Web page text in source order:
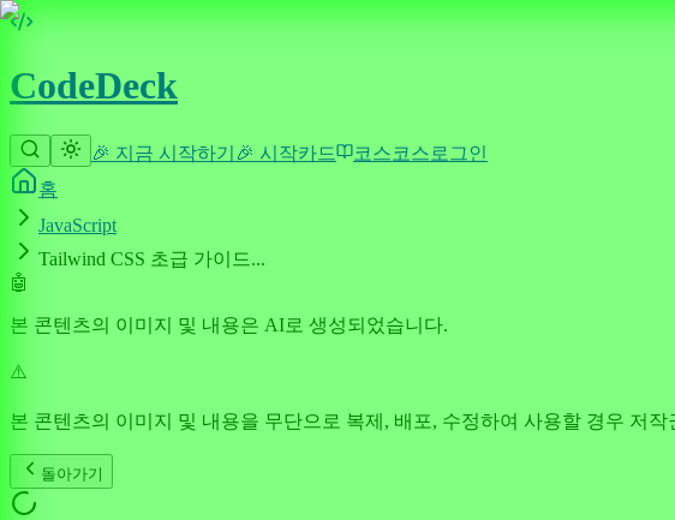
CodeDeck
🎉 지금 시작하기 🎉 시작카드 코스코스 로그인
홈
JavaScript
Tailwind CSS 초급 가이드...
🤖
본 콘텐츠의 이미지 및 내용은 AI로 생성되었습니다.
⚠️
본 콘텐츠의 이미지 및 내용을 무단으로 복제, 배포, 수정하여 사용할 경우 저
돌아가기